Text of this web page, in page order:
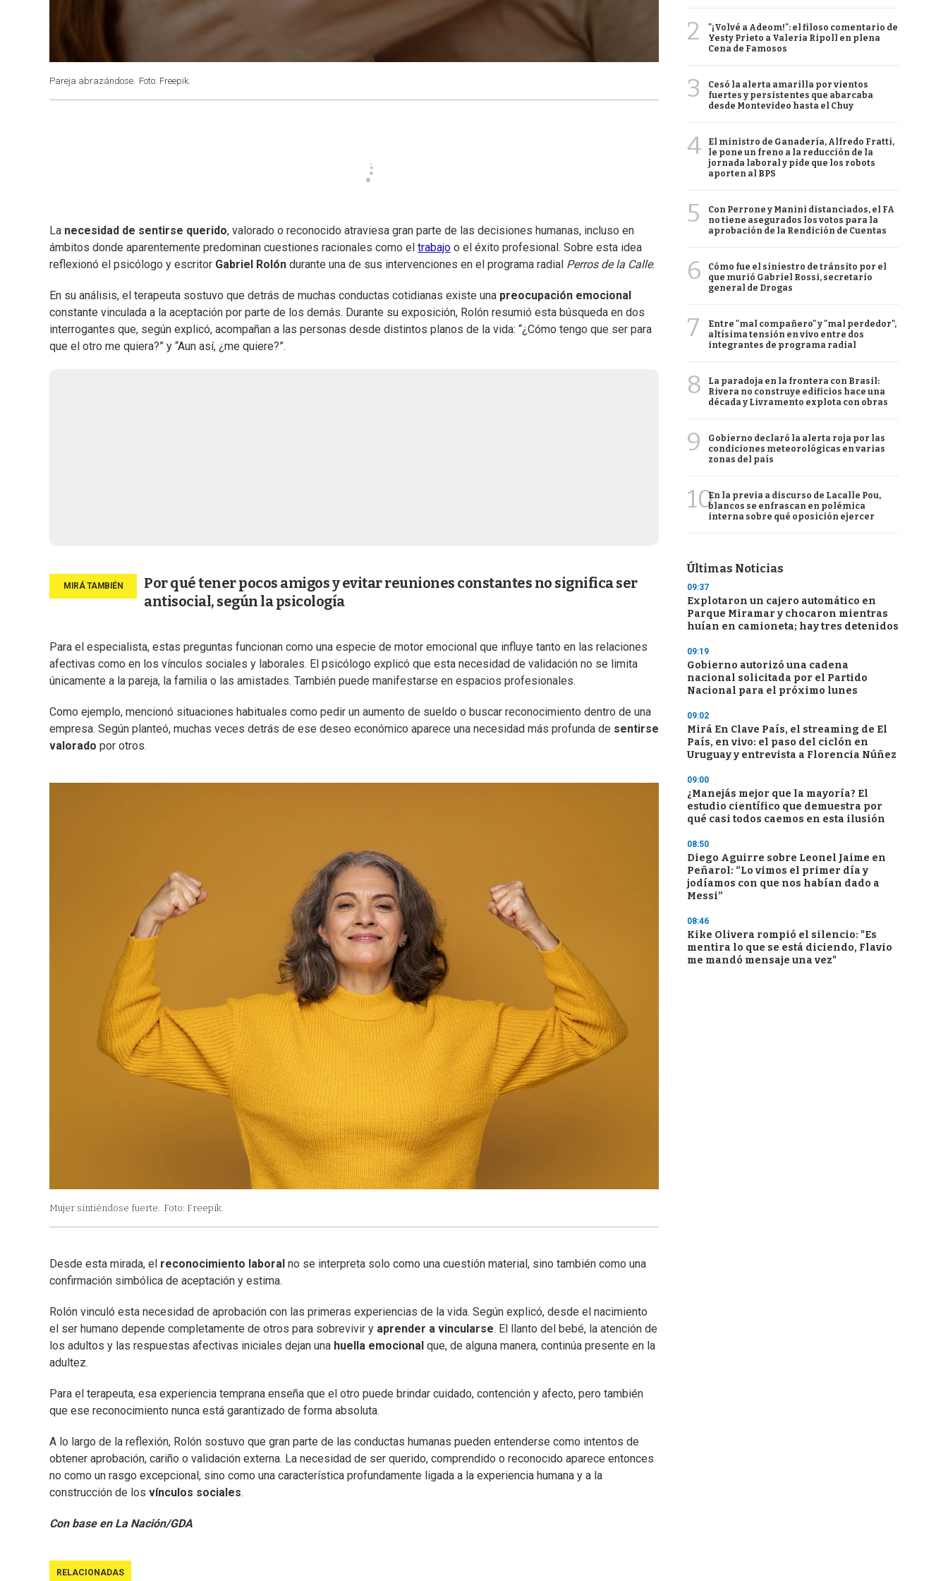
Pareja abrazándose. Foto: Freepik.
La necesidad de sentirse querido, valorado o reconocido atraviesa gran parte de las decisiones humanas, incluso en
ámbitos donde aparentemente predominan cuestiones racionales como el trabajo o el éxito profesional. Sobre esta idea
reflexionó el psicólogo y escritor Gabriel Rolón durante una de sus intervenciones en el programa radial Perros de la Calle.
En su análisis, el terapeuta sostuvo que detrás de muchas conductas cotidianas existe una preocupación emocional
constante vinculada a la aceptación por parte de los demás. Durante su exposición, Rolón resumió esta búsqueda en dos
interrogantes que, según explicó, acompañan a las personas desde distintos planos de la vida: “¿Cómo tengo que ser para
que el otro me quiera?” y “Aun así, ¿me quiere?”.
Por qué tener pocos amigos y evitar reuniones constantes no significa ser
antisocial, según la psicología
Para el especialista, estas preguntas funcionan como una especie de motor emocional que influye tanto en las relaciones
afectivas como en los vínculos sociales y laborales. El psicólogo explicó que esta necesidad de validación no se limita
únicamente a la pareja, la familia o las amistades. También puede manifestarse en espacios profesionales.
Como ejemplo, mencionó situaciones habituales como pedir un aumento de sueldo o buscar reconocimiento dentro de una
empresa. Según planteó, muchas veces detrás de ese deseo económico aparece una necesidad más profunda de sentirse
valorado por otros.
Mujer sintiéndose fuerte. Foto: Freepik.
Desde esta mirada, el reconocimiento laboral no se interpreta solo como una cuestión material, sino también como una
confirmación simbólica de aceptación y estima.
Rolón vinculó esta necesidad de aprobación con las primeras experiencias de la vida. Según explicó, desde el nacimiento
el ser humano depende completamente de otros para sobrevivir y aprender a vincularse. El llanto del bebé, la atención de
los adultos y las respuestas afectivas iniciales dejan una huella emocional que, de alguna manera, continúa presente en la
adultez.
Para el terapeuta, esa experiencia temprana enseña que el otro puede brindar cuidado, contención y afecto, pero también
que ese reconocimiento nunca está garantizado de forma absoluta.
A lo largo de la reflexión, Rolón sostuvo que gran parte de las conductas humanas pueden entenderse como intentos de
obtener aprobación, cariño o validación externa. La necesidad de ser querido, comprendido o reconocido aparece entonces
no como un rasgo excepcional, sino como una característica profundamente ligada a la experiencia humana y a la
construcción de los vínculos sociales.
Con base en La Nación/GDA
RELACIONADAS
2
"¡Volvé a Adeom!": el filoso comentario de
Yesty Prieto a Valeria Ripoll en plena
Cena de Famosos
3
Cesó la alerta amarilla por vientos
fuertes y persistentes que abarcaba
desde Montevideo hasta el Chuy
4
El ministro de Ganadería, Alfredo Fratti,
le pone un freno a la reducción de la
jornada laboral y pide que los robots
aporten al BPS
5
Con Perrone y Manini distanciados, el FA
no tiene asegurados los votos para la
aprobación de la Rendición de Cuentas
6
Cómo fue el siniestro de tránsito por el
que murió Gabriel Rossi, secretario
general de Drogas
7
Entre "mal compañero" y "mal perdedor",
altísima tensión en vivo entre dos
integrantes de programa radial
8
La paradoja en la frontera con Brasil:
Rivera no construye edificios hace una
década y Livramento explota con obras
9
Gobierno declaró la alerta roja por las
condiciones meteorológicas en varias
zonas del país
10En la previa a discurso de Lacalle Pou,
blancos se enfrascan en polémica
interna sobre qué oposición ejercer
Últimas Noticias
09:37
Explotaron un cajero automático en
Parque Miramar y chocaron mientras
huían en camioneta; hay tres detenidos
09:19
Gobierno autorizó una cadena
nacional solicitada por el Partido
Nacional para el próximo lunes
09:02
Mirá En Clave País, el streaming de El
País, en vivo: el paso del ciclón en
Uruguay y entrevista a Florencia Núñez
09:00
¿Manejás mejor que la mayoría? El
estudio científico que demuestra por
qué casi todos caemos en esta ilusión
08:50
Diego Aguirre sobre Leonel Jaime en
Peñarol: “Lo vimos el primer día y
jodíamos con que nos habían dado a
Messi”
08:46
Kike Olivera rompió el silencio: "Es
mentira lo que se está diciendo, Flavio
me mandó mensaje una vez"